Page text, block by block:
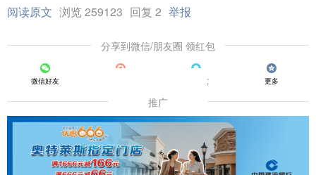
阅读原文 浏览 259123 回复 2 举报
分享到微信/朋友圈 领红包
微信好友 QQ好友 更多
推广